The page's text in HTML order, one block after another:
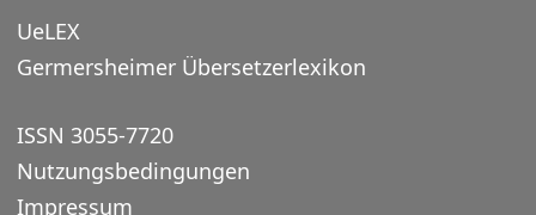
UeLEX
Germersheimer Übersetzerlexikon
ISSN 3055-7720
Nutzungsbedingungen
Impressum